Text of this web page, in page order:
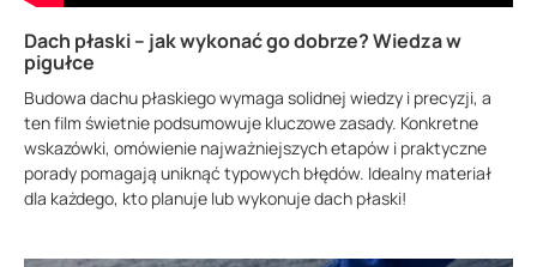
Dach płaski – jak wykonać go dobrze? Wiedza w
pigułce
Budowa dachu płaskiego wymaga solidnej wiedzy i precyzji, a
ten film świetnie podsumowuje kluczowe zasady. Konkretne
wskazówki, omówienie najważniejszych etapów i praktyczne
porady pomagają uniknąć typowych błędów. Idealny materiał
dla każdego, kto planuje lub wykonuje dach płaski!